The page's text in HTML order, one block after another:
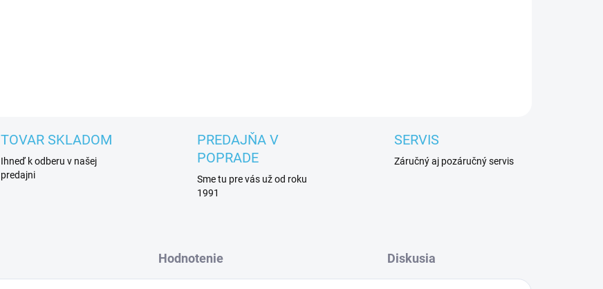
TOVAR SKLADOM
Ihneď k odberu v našej
predajni
PREDAJŇA V
POPRADE
Sme tu pre vás už od roku
1991
SERVIS
Záručný aj pozáručný servis
Hodnotenie Diskusia